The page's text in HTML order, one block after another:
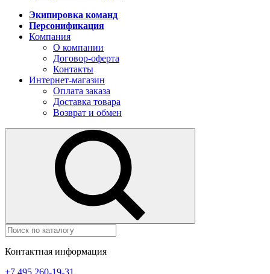
Экипировка команд
Персонификация
Компания
О компании
Договор-оферта
Контакты
Интернет-магазин
Оплата заказа
Доставка товара
Возврат и обмен
Контактная информация
+7 495 260-19-31